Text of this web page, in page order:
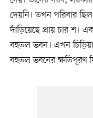
দেয়নি। তখন পরিবার
দাঁড়িয়েছে প্রায় চার শ।
বহুতল ভবন। এখন
বহুতল ভবনের ক্ষতিপূরণ